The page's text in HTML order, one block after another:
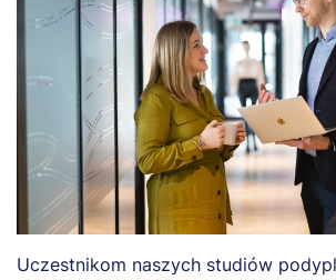
Uczestnikom naszych studiów